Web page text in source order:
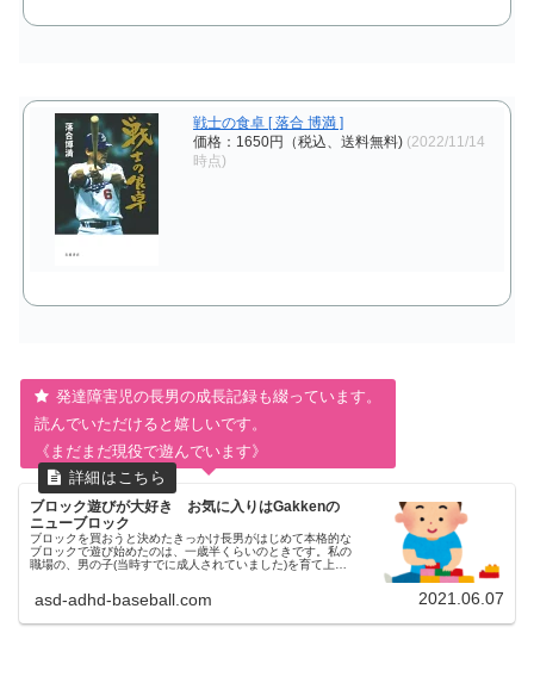
戦士の食卓 [ 落合 博満 ]
価格：1650円（税込、送料無料) (2022/11/14
時点)
発達障害児の長男の成長記録も綴っています。
読んでいただけると嬉しいです。
《まだまだ現役で遊んでいます》
ブロック遊びが大好き お気に入りはGakkenの
ニューブロック
ブロックを買おうと決めたきっかけ長男がはじめて本格的な
ブロックで遊び始めたのは、一歳半くらいのときです。私の
職場の、男の子(当時すでに成人されていました)を育て上げ
asd-adhd-baseball.com 2021.06.07